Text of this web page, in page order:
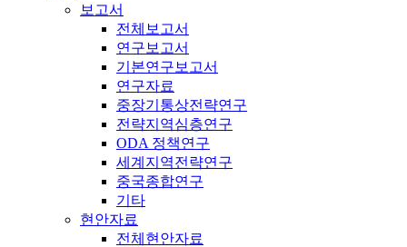
보고서
전체보고서
연구보고서
기본연구보고서
연구자료
중장기통상전략연구
전략지역심층연구
ODA 정책연구
세계지역전략연구
중국종합연구
기타
현안자료
전체현안자료